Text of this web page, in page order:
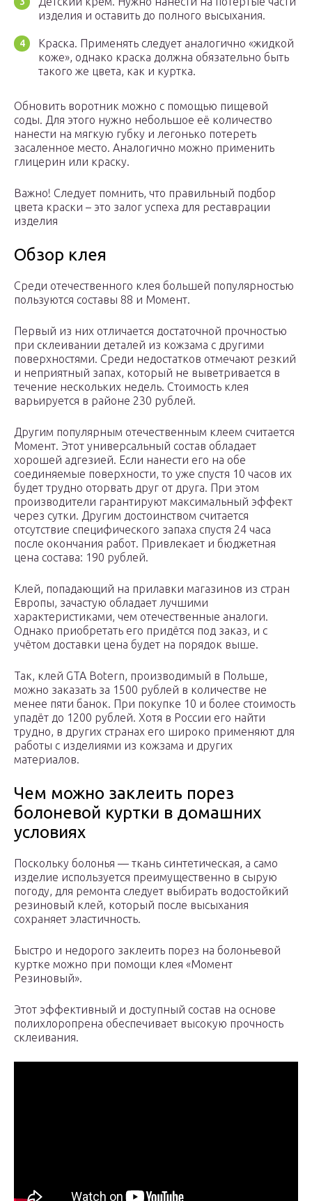
изделия и оставить до полного высыхания.
Краска. Применять следует аналогично «жидкой
коже», однако краска должна обязательно быть
такого же цвета, как и куртка.
Обновить воротник можно с помощью пищевой
соды. Для этого нужно небольшое её количество
нанести на мягкую губку и легонько потереть
засаленное место. Аналогично можно применить
глицерин или краску.
Важно! Следует помнить, что правильный подбор
цвета краски – это залог успеха для реставрации
изделия
Обзор клея
Среди отечественного клея большей популярностью
пользуются составы 88 и Момент.
Первый из них отличается достаточной прочностью
при склеивании деталей из кожзама с другими
поверхностями. Среди недостатков отмечают резкий
и неприятный запах, который не выветривается в
течение нескольких недель. Стоимость клея
варьируется в районе 230 рублей.
Другим популярным отечественным клеем считается
Момент. Этот универсальный состав обладает
хорошей адгезией. Если нанести его на обе
соединяемые поверхности, то уже спустя 10 часов их
будет трудно оторвать друг от друга. При этом
производители гарантируют максимальный эффект
через сутки. Другим достоинством считается
отсутствие специфического запаха спустя 24 часа
после окончания работ. Привлекает и бюджетная
цена состава: 190 рублей.
Клей, попадающий на прилавки магазинов из стран
Европы, зачастую обладает лучшими
характеристиками, чем отечественные аналоги.
Однако приобретать его придётся под заказ, и с
учётом доставки цена будет на порядок выше.
Так, клей GTA Botern, производимый в Польше,
можно заказать за 1500 рублей в количестве не
менее пяти банок. При покупке 10 и более стоимость
упадёт до 1200 рублей. Хотя в России его найти
трудно, в других странах его широко применяют для
работы с изделиями из кожзама и других
материалов.
Чем можно заклеить порез
болоневой куртки в домашних
условиях
Поскольку болонья — ткань синтетическая, а само
изделие используется преимущественно в сырую
погоду, для ремонта следует выбирать водостойкий
резиновый клей, который после высыхания
сохраняет эластичность.
Быстро и недорого заклеить порез на болоньевой
куртке можно при помощи клея «Момент
Резиновый».
Этот эффективный и доступный состав на основе
полихлоропрена обеспечивает высокую прочность
склеивания.